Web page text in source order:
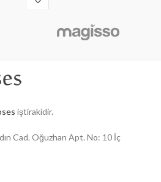
iştirakidir.
Cad. Oğuzhan Apt. No: 10 İç